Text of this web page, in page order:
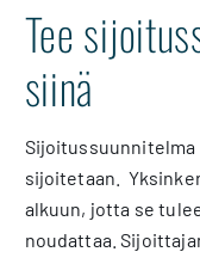
Tee
siinä
Sijoitussuunnitelma
sijoitetaan.
alkuun, jotta se
noudattaa.